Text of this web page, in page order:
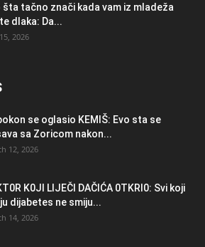
šta tačno znači kada vam iz mladeža
dlaka: Da...
2026
se oglasio KEMlŠ: Evo sta se
sa Zoricom nakon...
12, 2026
K0Jl LlJEČl DAČlĆA 0TKRl0: Svi koji
dijabetes ne smiju...
14, 2026